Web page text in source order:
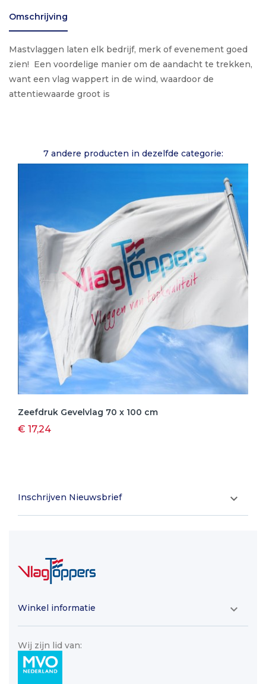
Omschrijving
Mastvlaggen laten elk bedrijf, merk of evenement goed
zien! Een voordelige manier om de aandacht te trekken,
want een vlag wappert in de wind, waardoor de
attentiewaarde groot is
7 andere producten in dezelfde categorie:
Zeefdruk Gevelvlag 70 x 100 cm
€ 17,24
Inschrijven Nieuwsbrief 
Winkel informatie 
Wij zijn lid van: